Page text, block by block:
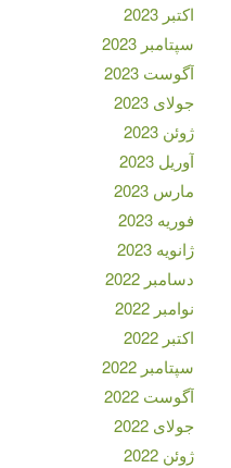
اکتبر 2023
سپتامبر 2023
آگوست 2023
جولای 2023
ژوئن 2023
آوریل 2023
مارس 2023
فوریه 2023
ژانویه 2023
دسامبر 2022
نوامبر 2022
اکتبر 2022
سپتامبر 2022
آگوست 2022
جولای 2022
ژوئن 2022